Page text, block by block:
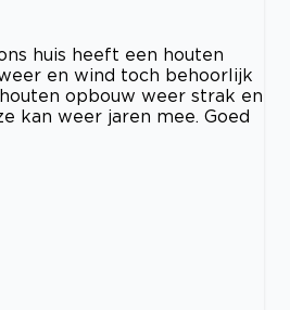
huis heeft een houten
en wind toch behoorlijk
opbouw weer strak en
kan weer jaren mee. Goed